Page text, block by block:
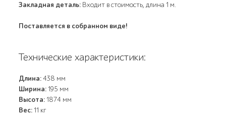
Закладная деталь: Входит в стоимость, длина 1 м.
Поставляется в собранном виде!
Технические характеристики:
Длина:438 мм
Ширина:195 мм
Высота:1874 мм
Вес:11 кг